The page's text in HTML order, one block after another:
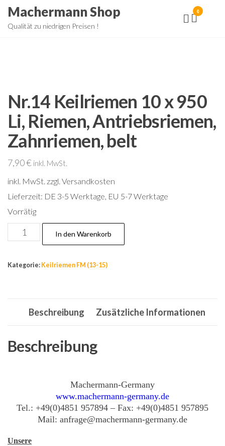
ZumMachermann Shop
Qualität zu niedrigen Preisen !
0
Nr.14 Keilriemen 10 x 950
Li, Riemen, Antriebsriemen,
Zahnriemen, belt
7,90€ inkl. MwSt.
inkl. MwSt. zzgl. Versandkosten
Lieferzeit: DE 3-5 Werktage, EU 5-7 Werktage
Vorrätig
Nr.14
Keilriemen
Riemen,
Zahnriemen,
In den Warenkorb
Kategorie: Keilriemen FM (13-15)
Beschreibung Zusätzliche Informationen
Beschreibung
Machermann-Germany
www.machermann-germany.de
Tel.: +49(0)4851 957894 – Fax: +49(0)4851 957895
Mail: anfrage@machermann-germany.de
Unsere